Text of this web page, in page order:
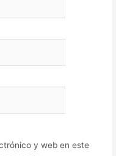
y web en este